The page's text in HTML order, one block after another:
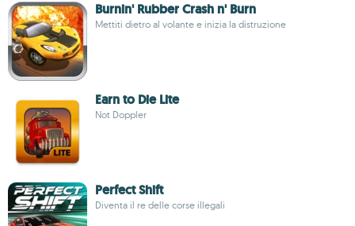
Burnin' Rubber Crash n' Burn
Mettiti dietro al volante e inizia la distruzione
Earn to Die Lite
Not Doppler
Perfect Shift
Diventa il re delle corse illegali